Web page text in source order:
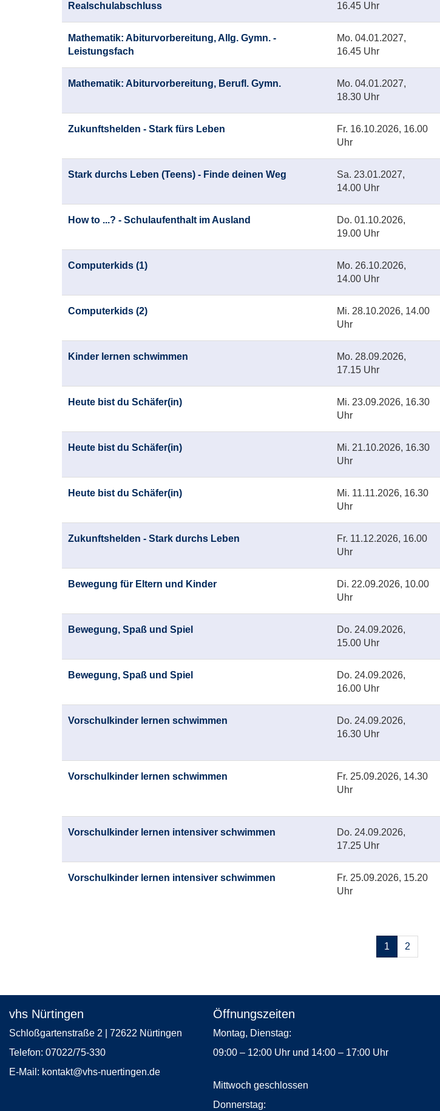
Realschulabschluss
16.45 Uhr
Mathematik: Abiturvorbereitung, Allg. Gymn. -
Leistungsfach
Mo. 04.01.2027,
16.45 Uhr
Mathematik: Abiturvorbereitung, Berufl. Gymn. Mo. 04.01.2027,
18.30 Uhr
Zukunftshelden - Stark fürs Leben Fr. 16.10.2026, 16.00
Uhr
Stark durchs Leben (Teens) - Finde deinen Weg Sa. 23.01.2027,
14.00 Uhr
How to ...? - Schulaufenthalt im Ausland Do. 01.10.2026,
19.00 Uhr
Computerkids (1) Mo. 26.10.2026,
14.00 Uhr
Computerkids (2) Mi. 28.10.2026, 14.00
Uhr
Kinder lernen schwimmen Mo. 28.09.2026,
17.15 Uhr
Heute bist du Schäfer(in) Mi. 23.09.2026, 16.30
Uhr
Heute bist du Schäfer(in) Mi. 21.10.2026, 16.30
Uhr
Heute bist du Schäfer(in) Mi. 11.11.2026, 16.30
Uhr
Zukunftshelden - Stark durchs Leben Fr. 11.12.2026, 16.00
Uhr
Bewegung für Eltern und Kinder Di. 22.09.2026, 10.00
Uhr
Bewegung, Spaß und Spiel Do. 24.09.2026,
15.00 Uhr
Bewegung, Spaß und Spiel Do. 24.09.2026,
16.00 Uhr
Vorschulkinder lernen schwimmen Do. 24.09.2026,
16.30 Uhr
Vorschulkinder lernen schwimmen Fr. 25.09.2026, 14.30
Uhr
Vorschulkinder lernen intensiver schwimmen Do. 24.09.2026,
17.25 Uhr
Vorschulkinder lernen intensiver schwimmen Fr. 25.09.2026, 15.20
Uhr
Seiten
blättern
1 2
vhs Nürtingen
Schloßgartenstraße 2 | 72622 Nürtingen
Telefon: 07022/75-330
E-Mail: kontakt@vhs-nuertingen.de
Öffnungszeiten
Montag, Dienstag:
09:00 – 12:00 Uhr und 14:00 – 17:00 Uhr
Mittwoch geschlossen
Donnerstag: